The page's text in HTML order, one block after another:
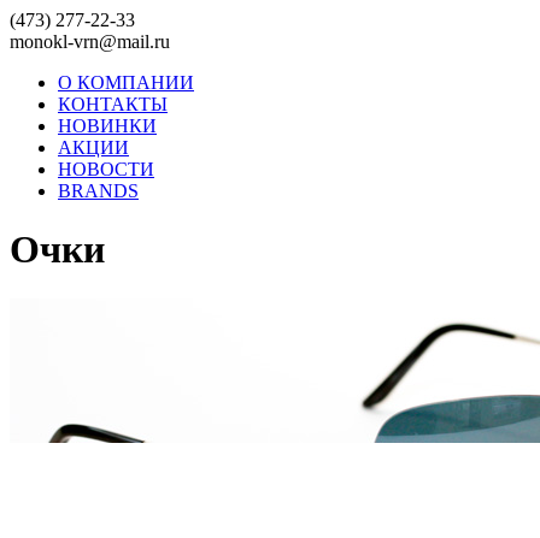
(473) 277-22-33
monokl-vrn@mail.ru
О КОМПАНИИ
КОНТАКТЫ
НОВИНКИ
АКЦИИ
НОВОСТИ
BRANDS
Очки